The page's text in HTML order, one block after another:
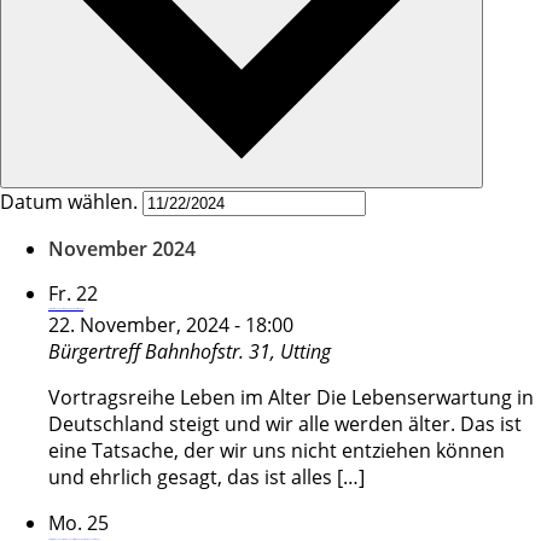
Datum wählen.
November 2024
Fr. 22
22. November, 2024 - 18:00
BürgertreffBahnhofstr. 31, Utting
Vortragsreihe Leben im Alter Die Lebenserwartung in
Deutschland steigt und wir alle werden älter. Das ist
eine Tatsache, der wir uns nicht entziehen können
und ehrlich gesagt, das ist alles […]
Mo. 25